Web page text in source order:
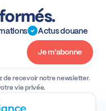
Actus douane
de recevoir notre newsletter.
vie privée.